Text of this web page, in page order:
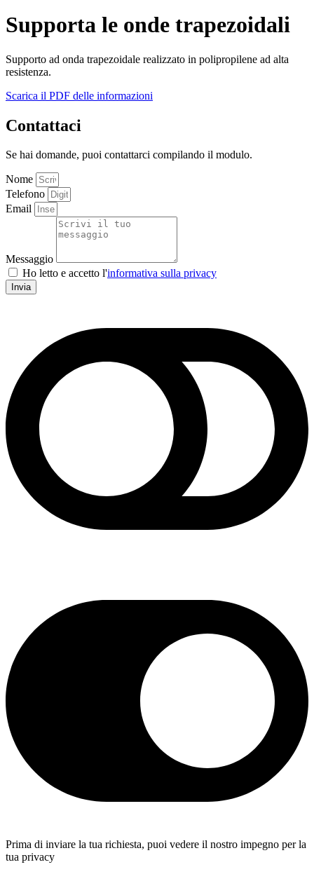
Supporta le onde trapezoidali
Supporto ad onda trapezoidale realizzato in polipropilene ad alta
resistenza.
Scarica il PDF delle informazioni
Contattaci
Se hai domande, puoi contattarci compilando il modulo.
Nome
Telefono
Email
Messaggio
Ho letto e accetto l'informativa sulla privacy
Invia
Prima di inviare la tua richiesta, puoi vedere il nostro impegno per la
tua privacy